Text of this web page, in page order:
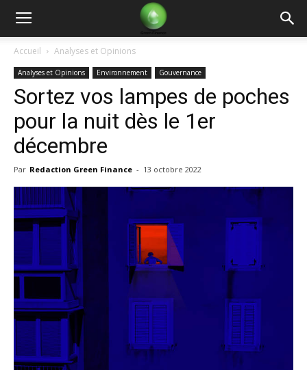
Green
Finance
Accueil Analyses et Opinions
Analyses et Opinions Environnement Gouvernance
Sortez vos lampes de poches
pour la nuit dès le 1er
décembre
Par Redaction Green Finance - 13 octobre 2022